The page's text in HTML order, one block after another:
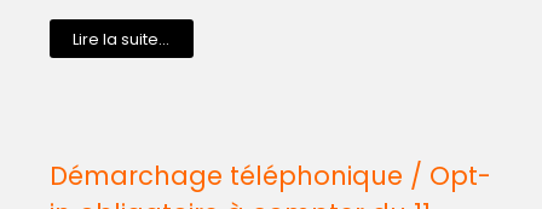
Lire la suite...
Démarchage téléphonique / Opt-